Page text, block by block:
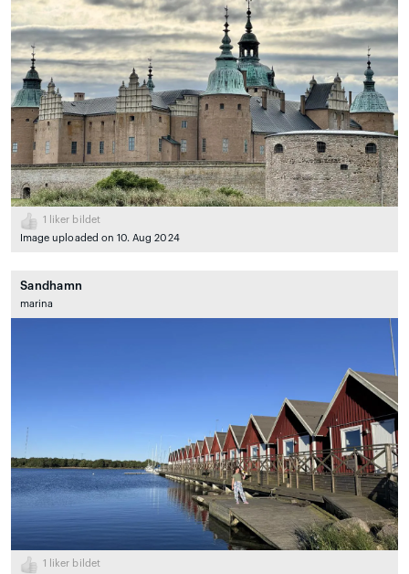
1
liker bildet
Image uploaded on 10. Aug 2024
Sandhamn
marina
1
liker bildet